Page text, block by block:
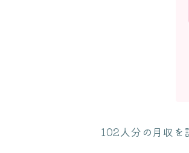
102人分の月収を